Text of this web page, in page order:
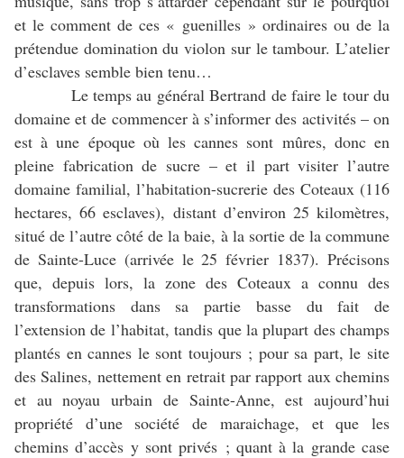
et le comment de ces « guenilles » ordinaires ou de la
prétendue domination du violon sur le tambour. L’atelier
d’esclaves semble bien tenu…
Le temps au général Bertrand de faire le tour du
domaine et de commencer à s’informer des activités – on
est à une époque où les cannes sont mûres, donc en
pleine fabrication de sucre – et il part visiter l’autre
domaine familial, l’habitation-sucrerie des Coteaux (116
hectares, 66 esclaves), distant d’environ 25 kilomètres,
situé de l’autre côté de la baie, à la sortie de la commune
de Sainte-Luce (arrivée le 25 février 1837). Précisons
que, depuis lors, la zone des Coteaux a connu des
transformations dans sa partie basse du fait de
l’extension de l’habitat, tandis que la plupart des champs
plantés en cannes le sont toujours ; pour sa part, le site
des Salines, nettement en retrait par rapport aux chemins
et au noyau urbain de Sainte-Anne, est aujourd’hui
propriété d’une société de maraichage, et que les
chemins d’accès y sont privés ; quant à la grande case